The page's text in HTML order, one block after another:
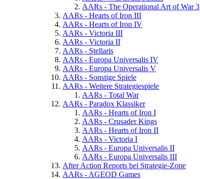
AARs - The Operational Art of War 3
AARs - Hearts of Iron III
AARs - Hearts of Iron IV
AARs - Victoria III
AARs - Victoria II
AARs - Stellaris
AARs - Europa Universalis IV
AARs - Europa Universalis V
AARs - Sonstige Spiele
AARs - Weitere Strategiespiele
AARs - Total War
AARs - Paradox Klassiker
AARs - Hearts of Iron I
AARs - Crusader Kings
AARs - Hearts of Iron II
AARs - Victoria I
AARs - Europa Universalis II
AARs - Europa Universalis III
After Action Reports bei Strategie-Zone
AARs - AGEOD Games